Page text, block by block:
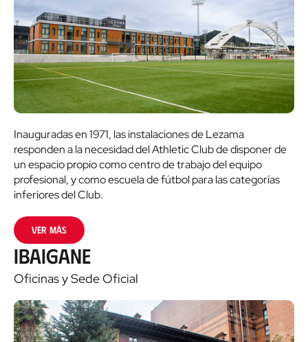
Inauguradas en 1971, las instalaciones de Lezama
responden a la necesidad del Athletic Club de disponer de
un espacio propio como centro de trabajo del equipo
profesional, y como escuela de fútbol para las categorías
inferiores del Club.
Ver más
Ibaigane
Oficinas y Sede Oficial